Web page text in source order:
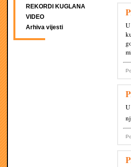
REKORDI KUGLANA
VIDEO
Arhiva vijesti